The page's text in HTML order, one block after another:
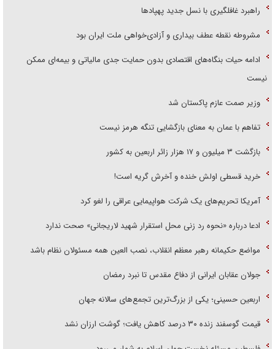
راهبرد غافلگیری با نسل جدید پهپاد‌ها
مشروطه نقطه عطف بیداری و آزادی‌خواهی ملت ایران بود
ادامه حیات بنگاه‌های اقتصادی بدون حمایت جدی مالیاتی و بیمه‌ای ممکن
نیست
وزیر صمت عازم پاکستان شد
تفاهم با عمان به معنای بازگشایی تنگه هرمز نیست
بازگشت ۳ میلیون و ۱۷ هزار زائر اربعین به کشور
خرید قسطی اولش خنده و آخرش گریه است!
آمریکا تحریم‌های یک شرکت هواپیمایی عراقی را لغو کرد
ادعا درباره «نحوه رد زنی محل استقرار شهید لاریجانی» صحت ندارد
مواضع حکیمانه رهبر معظم انقلاب، نصب العین همه مسئولان نظام باشد
جولان عقابان ایرانی از دفاع مقدس تا نبرد رمضان
اربعین حسینی؛ یکی از بزرگ‌ترین تجمع‌های سالانه جهان
قیمت گوسفند زنده ۳۰ درصد کاهش یافت؛ گوشت ارزان نشد